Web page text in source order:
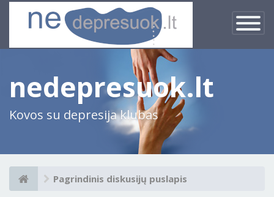
Įjungti
×
nedepresuok.lt
Kovos su depresija klubas
Pagrindinis diskusijų puslapis